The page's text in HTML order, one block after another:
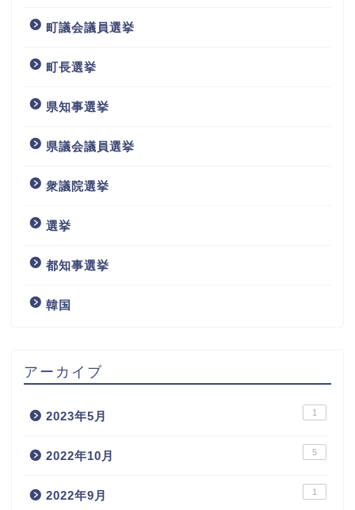
町議会議員選挙
町長選挙
県知事選挙
県議会議員選挙
衆議院選挙
選挙
都知事選挙
韓国
アーカイブ
2023年5月 1
2022年10月 5
2022年9月 1